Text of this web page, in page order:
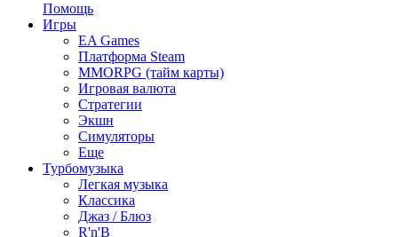
Помощь
Игры
EA Games
Платформа Steam
MMORPG (тайм карты)
Игровая валюта
Стратегии
Экшн
Симуляторы
Еще
Турбомузыка
Легкая музыка
Классика
Джаз / Блюз
R'n'B